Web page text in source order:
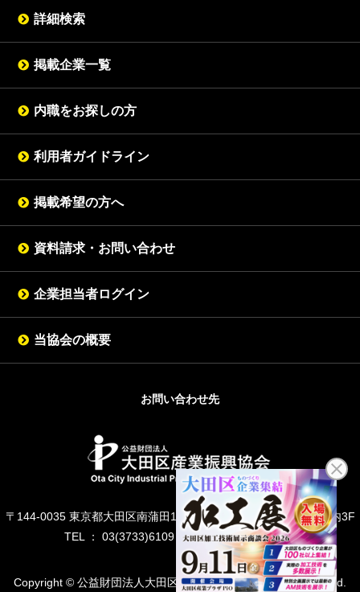
詳細検索
掲載企業一覧
内職をお探しの方
利用者ガイドライン
掲載希望の方へ
資料請求・お問い合わせ
企業担当者ログイン
当協会の概要
お問い合わせ先
〒144-0035 東京都大田区南蒲田1丁目20-20 大田区産業プラザ内3F
TEL ： 03(3733)6109 FAX ： 03(3733)6459
Copyright © 公益財団法人大田区産業振興協会 All Right Reserved.